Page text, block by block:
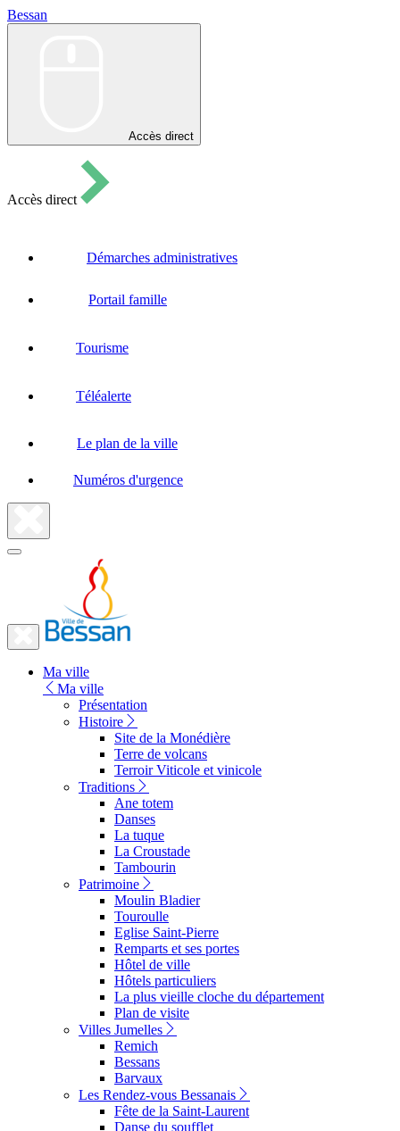
Bessan
Accès direct
Accès direct
Démarches administratives
Portail famille
Tourisme
Téléalerte
Le plan de la ville
Numéros d'urgence
Fermer
Fermer
vers
Ma ville
Ma ville
Présentation
Histoire
Site de la Monédière
Terre de volcans
Terroir Viticole et vinicole
Traditions
Ane totem
Danses
La tuque
La Croustade
Tambourin
Patrimoine
Moulin Bladier
Touroulle
Eglise Saint-Pierre
Remparts et ses portes
Hôtel de ville
Hôtels particuliers
La plus vieille cloche du département
Plan de visite
Villes Jumelles
Remich
Bessans
Barvaux
Les Rendez-vous Bessanais
Fête de la Saint-Laurent
Danse du soufflet